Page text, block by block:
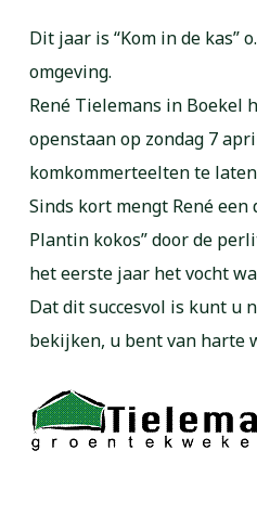
Dit jaar is “Kom in de kas”
omgeving.
René Tielemans in Boekel
openstaan op zondag 7
komkommerteelten te
Sinds kort mengt René een
Plantin kokos” door de
het eerste jaar het vocht
Dat dit succesvol is kunt u
bekijken, u bent van harte